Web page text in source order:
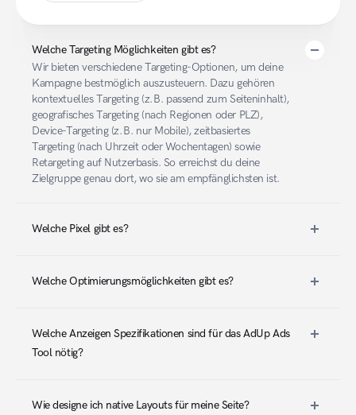
Welche Targeting Möglichkeiten gibt es?
Wir bieten verschiedene Targeting-Optionen, um deine
Kampagne bestmöglich auszusteuern. Dazu gehören
kontextuelles Targeting (z. B. passend zum Seiteninhalt),
geografisches Targeting (nach Regionen oder PLZ),
Device-Targeting (z. B. nur Mobile), zeitbasiertes
Targeting (nach Uhrzeit oder Wochentagen) sowie
Retargeting auf Nutzerbasis. So erreichst du deine
Zielgruppe genau dort, wo sie am empfänglichsten ist.
Welche Pixel gibt es?
Welche Optimierungsmöglichkeiten gibt es?
Welche Anzeigen Spezifikationen sind für das AdUp Ads
Tool nötig?
Wie designe ich native Layouts für meine Seite?